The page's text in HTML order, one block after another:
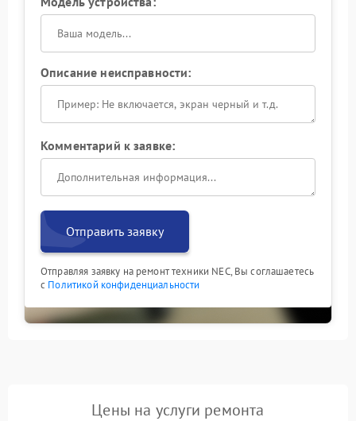
Описание неисправности:
Комментарий к заявке:
Отправить заявку
Отправляя заявку на ремонт техники NEC, Вы соглашаетесь
с Политикой конфиденциальности
Цены на услуги ремонта